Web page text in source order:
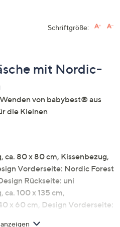
Schriftgröße:
mit Nordic-
von babybest® aus
die Kleinen
ca. 80 x 80 cm, Kissenbezug,
Vorderseite: Nordic Forest
Rückseite: uni
100 x 135 cm,
x 60 cm, Design Vorderseite: